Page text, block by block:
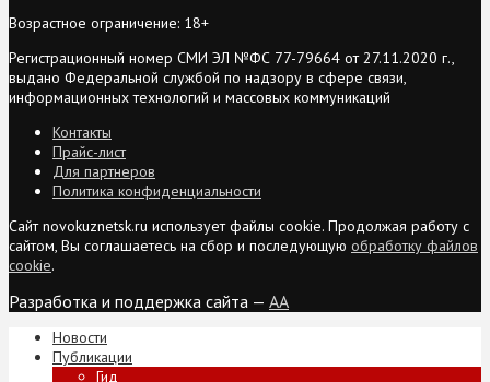
Возрастное ограничение: 18+
Регистрационный номер СМИ ЭЛ №ФС 77-79664 от 27.11.2020 г.,
выдано Федеральной службой по надзору в сфере связи,
информационных технологий и массовых коммуникаций
Контакты
Прайс-лист
Для партнеров
Политика конфиденциальности
Сайт novokuznetsk.ru использует файлы cookie. Продолжая работу с
сайтом, Вы соглашаетесь на сбор и последующую обработку файлов
cookie.
Разработка и поддержка сайта — AA
Новости
Публикации
Гид